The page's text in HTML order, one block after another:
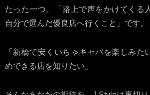
たった一つ。「路上で声をかけてくる
自分で選んだ優良店へ行くこと」です。
「新橋で安くいちゃキャバを楽しみた
めできる店を知りたい」